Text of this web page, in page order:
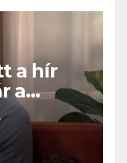
a hír
a